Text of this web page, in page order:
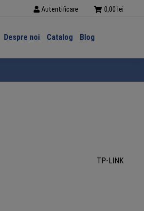
Autentificare 0,00 lei
Despre noi Catalog Blog
TP-LINK